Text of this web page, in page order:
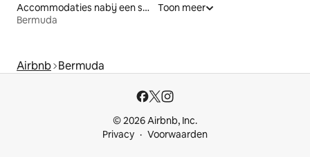
Accommodaties nabij een strand
Bermuda
Toon meer
Airbnb Bermuda
© 2026 Airbnb, Inc.
Privacy
Voorwaarden